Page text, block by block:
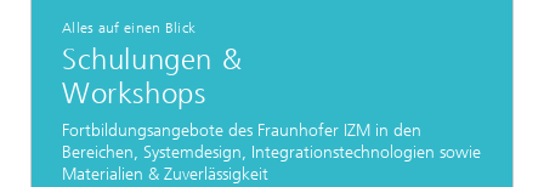
Alles auf einen Blick
Schulungen &
Workshops
Fortbildungsangebote des Fraunhofer IZM in den
Bereichen, Systemdesign, Integrationstechnologien sowie
Materialien & Zuverlässigkeit